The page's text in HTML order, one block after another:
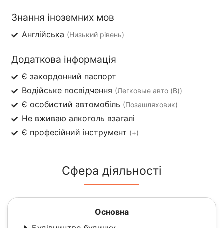
Знання іноземних мов
Англійська (Низький рівень)
Додаткова інформація
Є закордонний паспорт
Водійське посвідчення (Легковые авто (B))
Є особистий автомобіль (Позашляховик)
Не вживаю алкоголь взагалі
Є професійний інструмент (+)
Сфера діяльності
Основна